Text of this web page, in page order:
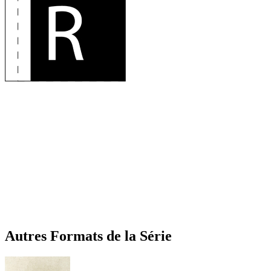
Autres Formats de la Série